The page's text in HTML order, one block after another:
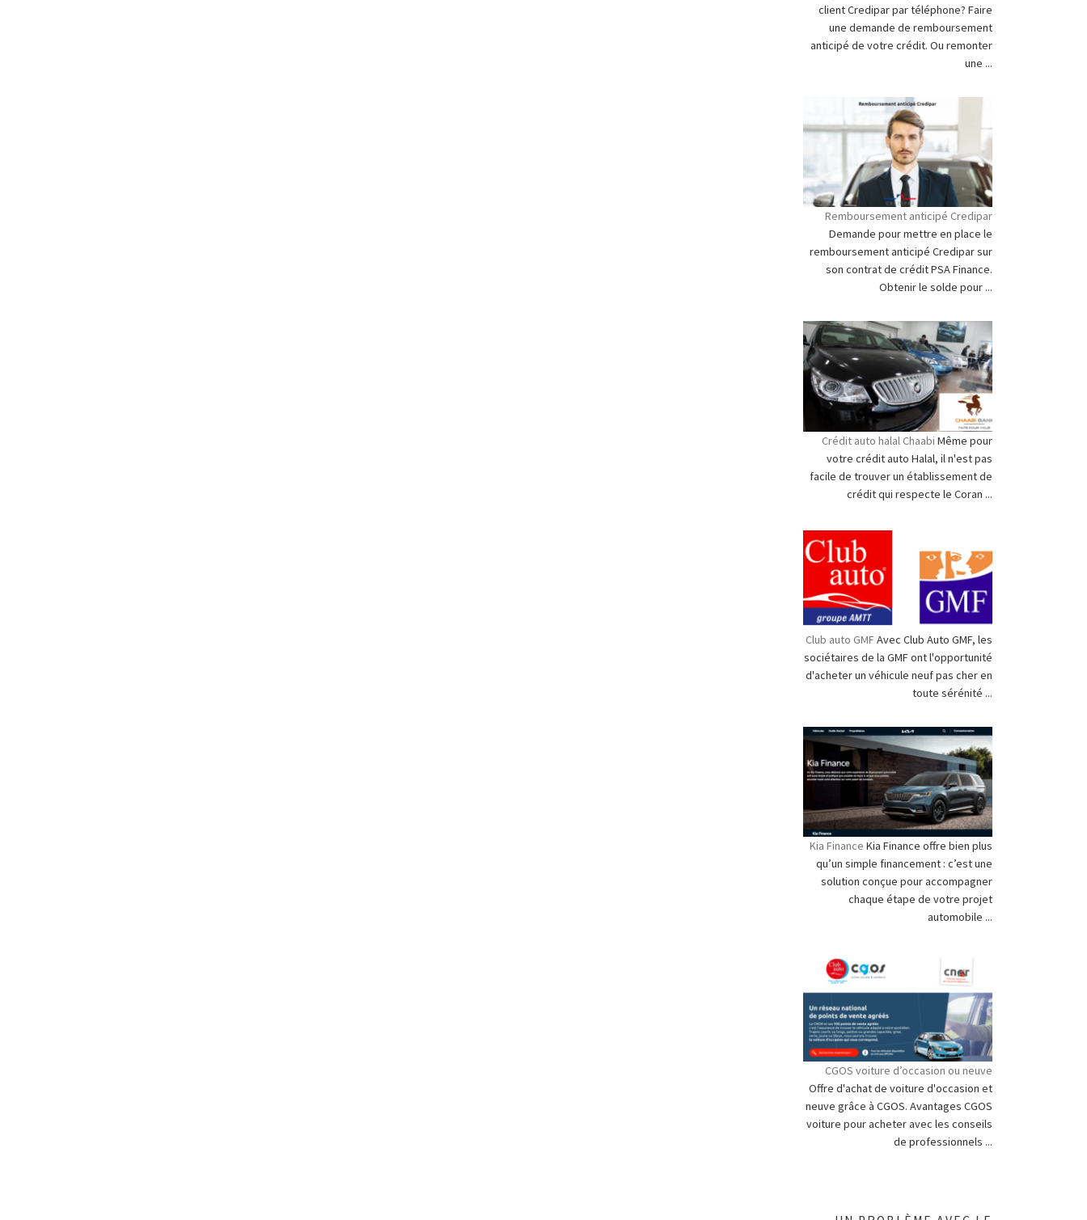
client Credipar par téléphone? Faire
une demande de remboursement
anticipé de votre crédit. Ou remonter
une ...
Remboursement anticipé Credipar
Demande pour mettre en place le
remboursement anticipé Credipar sur
son contrat de crédit PSA Finance.
Obtenir le solde pour ...
Crédit auto halal Chaabi Même pour
votre crédit auto Halal, il n'est pas
facile de trouver un établissement de
crédit qui respecte le Coran ...
Club auto GMFAvec Club Auto GMF, les
sociétaires de la GMF ont l'opportunité
d'acheter un véhicule neuf pas cher en
toute sérénité ...
Kia Finance Kia Finance offre bien plus
qu’un simple financement : c’est une
solution conçue pour accompagner
chaque étape de votre projet
automobile ...
CGOS voiture d’occasion ou neuve
Offre d'achat de voiture d'occasion et
neuve grâce à CGOS. Avantages CGOS
voiture pour acheter avec les conseils
de professionnels ...